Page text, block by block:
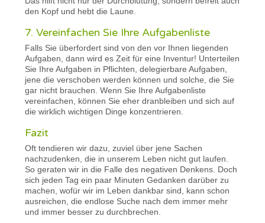
den Kopf und hebt die Laune.
7. Vereinfachen Sie Ihre Aufgabenliste
Falls Sie überfordert sind von den vor Ihnen liegenden
Aufgaben, dann wird es Zeit für eine Inventur! Unterteilen
Sie Ihre Aufgaben in Pflichten, delegierbare Aufgaben,
jene die verschoben werden können und solche, die Sie
gar nicht brauchen. Wenn Sie Ihre Aufgabenliste
vereinfachen, können Sie eher dranbleiben und sich auf
die wirklich wichtigen Dinge konzentrieren.
Fazit
Oft tendieren wir dazu, zuviel über jene Sachen
nachzudenken, die in unserem Leben nicht gut laufen.
So geraten wir in die Falle des negativen Denkens. Doch
sich jeden Tag ein paar Minuten Gedanken darüber zu
machen, wofür wir im Leben dankbar sind, kann schon
ausreichen, die endlose Suche nach dem immer mehr
und immer besser zu durchbrechen.